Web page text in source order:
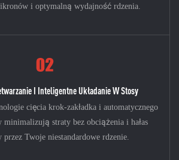
i optymalną wydajność rdzenia.
I Inteligentne Układanie W Stosy
cięcia krok-zakładka i automatycznego
minimalizują straty bez obciążenia i hałas
przez Twoje niestandardowe rdzenie.